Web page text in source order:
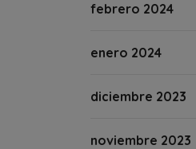
febrero 2024
enero 2024
diciembre 2023
noviembre 2023